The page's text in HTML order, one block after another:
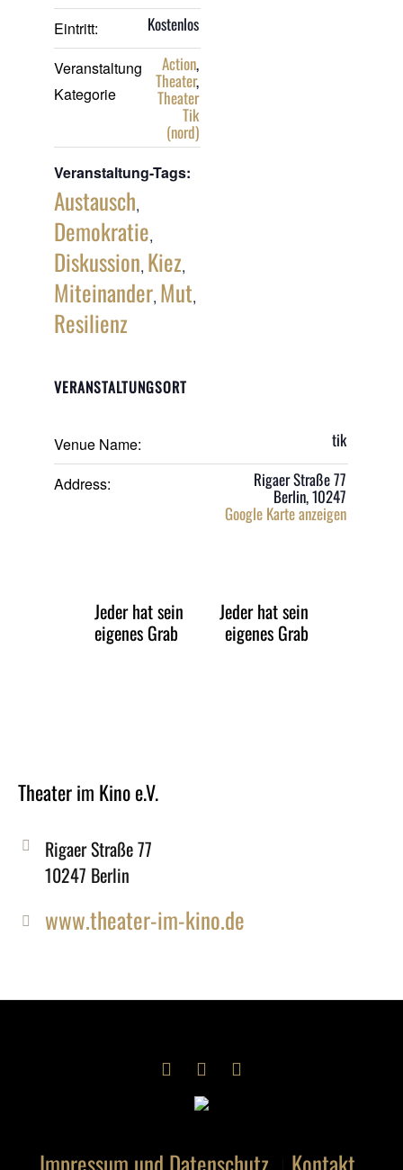
Eintritt: Kostenlos
Veranstaltung
Kategorie
Action,
Theater,
Theater
Tik
(nord)
Veranstaltung-Tags:
Austausch,
Demokratie,
Diskussion, Kiez,
Miteinander, Mut,
Resilienz
VERANSTALTUNGSORT
Venue Name: tik
Address: Rigaer Straße 77
Berlin,10247
Google Karte anzeigen
Jeder hat sein
eigenes Grab
Jeder hat sein
eigenes Grab
Theater im Kino e.V.
Rigaer Straße 77
10247 Berlin
www.theater-im-kino.de